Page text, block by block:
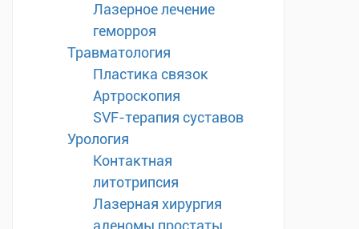
Лазерное лечение
геморроя
Травматология
Пластика связок
Артроскопия
SVF-терапия суставов
Урология
Контактная
литотрипсия
Лазерная хирургия
аденомы простаты